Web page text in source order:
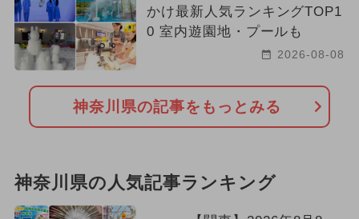
かけ最新人気ランキングTOP1
0 室内遊園地・プールも
2026-08-08
神奈川県の記事をもっとみる
神奈川県の人気記事ランキング